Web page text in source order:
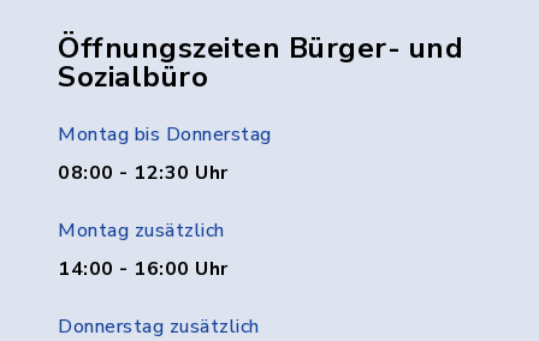
Öffnungszeiten Bürger- und
Sozialbüro
Montag bis Donnerstag
08:00 - 12:30 Uhr
Montag zusätzlich
14:00 - 16:00 Uhr
Donnerstag zusätzlich